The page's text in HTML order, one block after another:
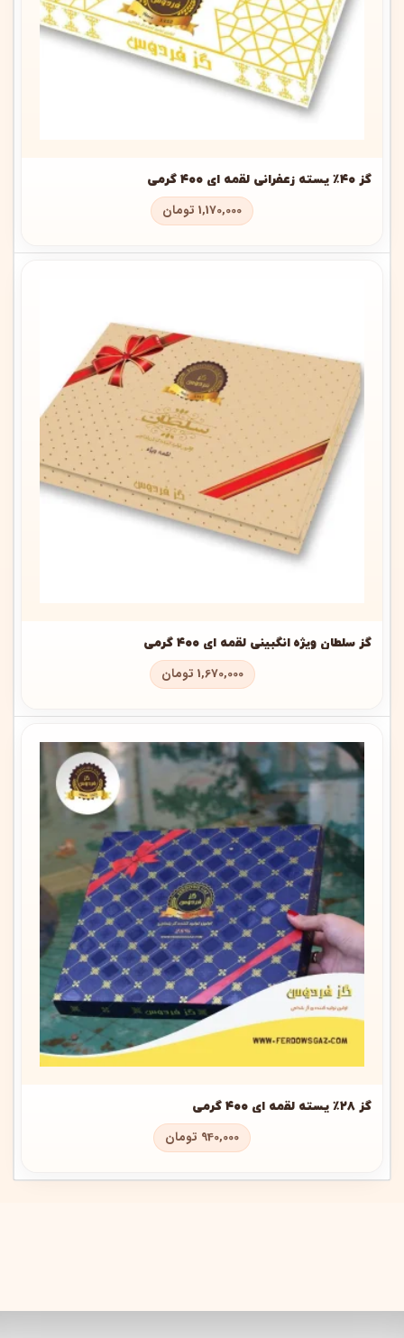
گز ۴۰٪ پسته زعفرانی لقمه ای ۴۰۰ گرمی
1,170,000 تومان
گز سلطان ویژه انگبینی لقمه ای ۴۰۰ گرمی
1,670,000 تومان
گز ۲۸٪ پسته لقمه ای ۴۰۰ گرمی
940,000 تومان